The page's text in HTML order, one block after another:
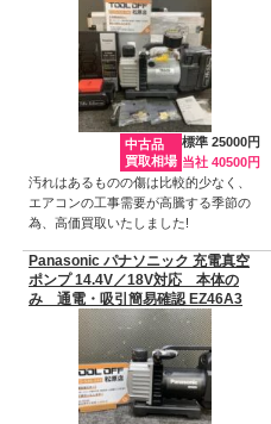
中古品
買取相場
標準 25000円
当社 40500円
汚れはあるものの傷は比較的少なく、
エアコンの工事需要が高騰する季節の
為、高価買取いたしました!
Panasonic パナソニック 充電真空
ポンプ 14.4V／18V対応 本体の
み 通電・吸引簡易確認 EZ46A3